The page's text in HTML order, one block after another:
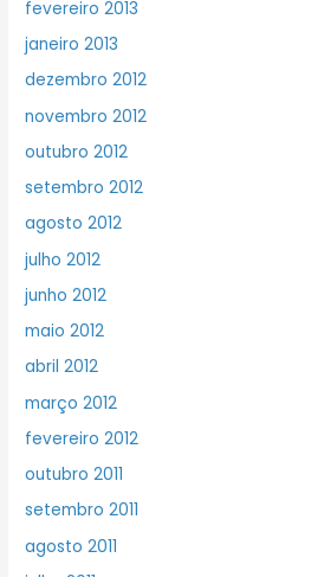
fevereiro 2013
janeiro 2013
dezembro 2012
novembro 2012
outubro 2012
setembro 2012
agosto 2012
julho 2012
junho 2012
maio 2012
abril 2012
março 2012
fevereiro 2012
outubro 2011
setembro 2011
agosto 2011